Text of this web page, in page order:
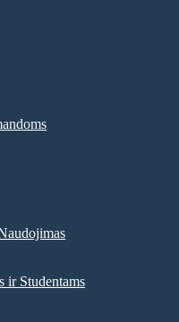
ir Studentams